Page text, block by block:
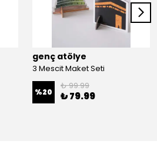
genç atölye
3 Mescit Maket Seti
%20
₺ 99.99
₺ 79.99